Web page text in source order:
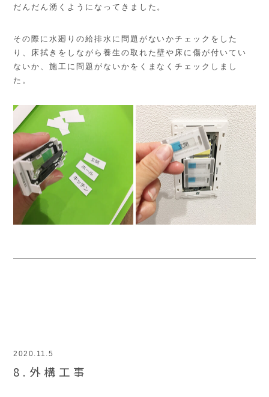
だんだん湧くようになってきました。
その際に水廻りの給排水に問題がないかチェックをした
り、床拭きをしながら養生の取れた壁や床に傷が付いてい
ないか、施工に問題がないかをくまなくチェックしまし
た。
2020.11.5
8.外構工事